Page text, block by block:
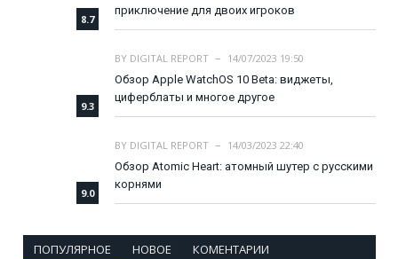
8.7
приключение для двоих игроков
9.3
BY DIGITAL REPORT
14/07/2023 19:50
Обзор Apple WatchOS 10 Beta: виджеты,
циферблаты и многое другое
9.0
BY DIGITAL REPORT
14/03/2023 22:40
Обзор Atomic Heart: атомный шутер с русскими
корнями
ПОПУЛЯРНОЕ НОВОЕ КОМЕНТАРИИ